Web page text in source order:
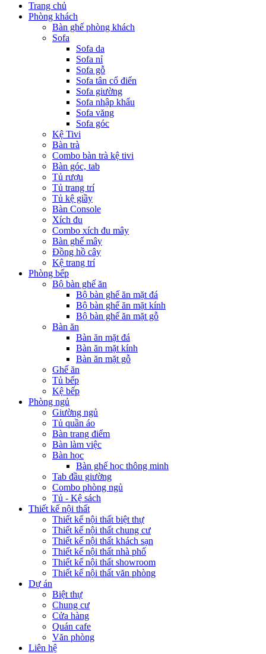
Trang chủ
Phòng khách
Bàn ghế phòng khách
Sofa
Sofa da
Sofa nỉ
Sofa gỗ
Sofa tân cổ điển
Sofa giường
Sofa nhập khẩu
Sofa văng
Sofa góc
Kệ Tivi
Bàn trà
Combo bàn trà kệ tivi
Bàn góc, tab
Tủ rượu
Tủ trang trí
Tủ kệ giầy
Bàn Console
Xích đu
Combo xích đu mây
Bàn ghế mây
Đồng hồ cây
Kệ trang trí
Phòng bếp
Bộ bàn ghế ăn
Bộ bàn ghế ăn mặt đá
Bộ bàn ghế ăn mặt kính
Bộ bàn ghế ăn mặt gỗ
Bàn ăn
Bàn ăn mặt đá
Bàn ăn mặt kính
Bàn ăn mặt gỗ
Ghế ăn
Tủ bếp
Kệ bếp
Phòng ngủ
Giường ngủ
Tủ quần áo
Bàn trang điểm
Bàn làm việc
Bàn học
Bàn ghế học thông minh
Tab đầu giường
Combo phòng ngủ
Tủ - Kệ sách
Thiết kế nội thất
Thiết kế nội thất biệt thự
Thiết kế nội thất chung cư
Thiết kế nội thất khách sạn
Thiết kế nội thất nhà phố
Thiết kế nội thất showroom
Thiết kế nội thất văn phòng
Dự án
Biệt thự
Chung cư
Cửa hàng
Quán cafe
Văn phòng
Liên hệ